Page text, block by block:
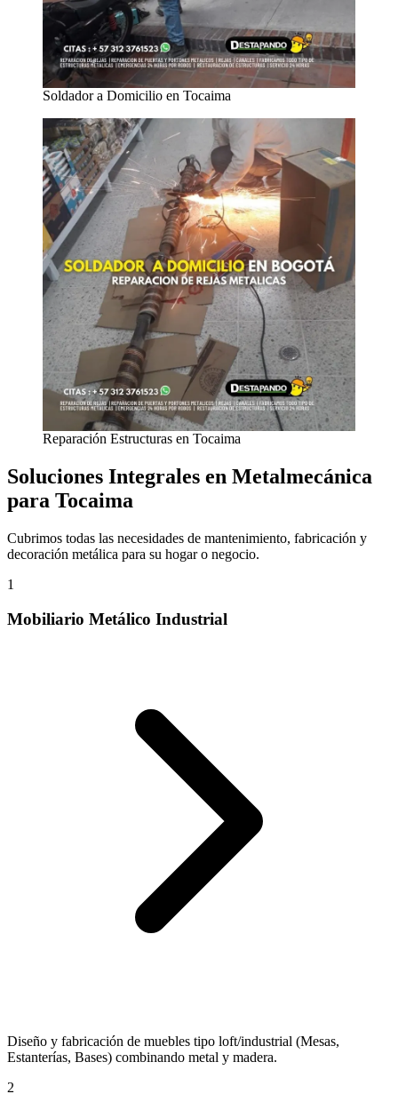
Soldador a Domicilio en Tocaima
Reparación Estructuras en Tocaima
Soluciones Integrales en Metalmecánica
para Tocaima
Cubrimos todas las necesidades de mantenimiento, fabricación y
decoración metálica para su hogar o negocio.
1
Mobiliario Metálico Industrial
Diseño y fabricación de muebles tipo loft/industrial (Mesas,
Estanterías, Bases) combinando metal y madera.
2